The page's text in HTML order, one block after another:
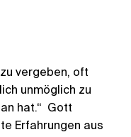
vergeben, oft
unmöglich zu
hat.“ Gott
Erfahrungen aus